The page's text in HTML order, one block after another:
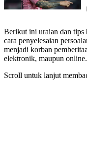
Berikut ini uraian dan tips
cara penyelesaian
menjadi korban
elektronik, maupun online.
Scroll untuk lanjut